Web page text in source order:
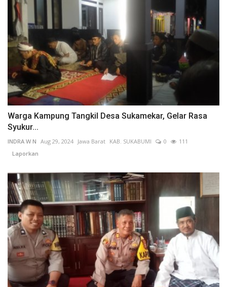
Warga Kampung Tangkil Desa Sukamekar, Gelar Rasa
Syukur...
INDRA W N Aug 29, 2024 Jawa Barat KAB. SUKABUMI 0
111
Laporkan